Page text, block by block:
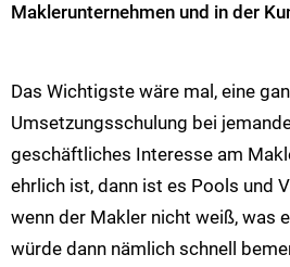
Maklerunternehmen und in der
Das Wichtigste wäre mal, eine
Umsetzungsschulung bei
geschäftliches Interesse am
ehrlich ist, dann ist es Pools und
wenn der Makler nicht weiß, was
würde dann nämlich schnell